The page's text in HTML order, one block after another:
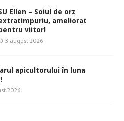
Ellen – Soiul de orz
ameliorat
viitor!
3 august 2026
apicultorului în luna
2026